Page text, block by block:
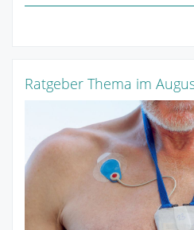
Ratgeber Thema im